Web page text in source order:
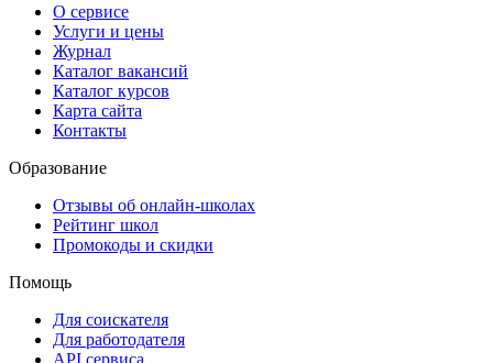
О сервисе
Услуги и цены
Журнал
Каталог вакансий
Каталог курсов
Карта сайта
Контакты
Образование
Отзывы об онлайн-школах
Рейтинг школ
Промокоды и скидки
Помощь
Для соискателя
Для работодателя
API сервиса